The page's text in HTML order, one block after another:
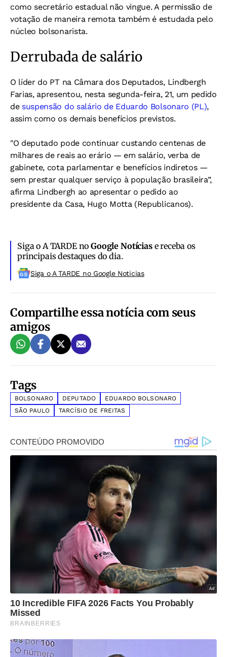
como secretário estadual não vingue. A permissão de
votação de maneira remota também é estudada pelo
núcleo bolsonarista.
Derrubada de salário
O líder do PT na Câmara dos Deputados, Lindbergh
Farias, apresentou, nesta segunda-feira, 21, um pedido
de suspensão do salário de Eduardo Bolsonaro (PL),
assim como os demais benefícios previstos.
"O deputado pode continuar custando centenas de
milhares de reais ao erário — em salário, verba de
gabinete, cota parlamentar e benefícios indiretos —
sem prestar qualquer serviço à população brasileira”,
afirma Lindbergh ao apresentar o pedido ao
presidente da Casa, Hugo Motta (Republicanos).
Siga o A TARDE noGoogle Notíciase receba os
principais destaques do dia.
Siga o A TARDE no Google Noticias
Compartilhe essa notícia com seus
amigos
Tags
BOLSONARO DEPUTADO
EDUARDO BOLSONARO
SÃO PAULO
TARCÍSIO DE FREITAS